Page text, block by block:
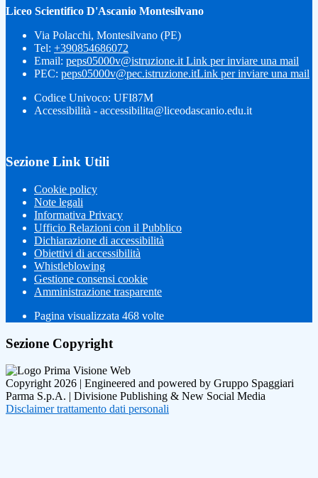
Liceo Scientifico D'Ascanio Montesilvano
Via Polacchi, Montesilvano (PE)
Tel: +390854686072
Email: peps05000v@istruzione.it Link per inviare una mail
PEC: peps05000v@pec.istruzione.itLink per inviare una mail
Codice Univoco: UFI87M
Accessibilità - accessibilita@liceodascanio.edu.it
Sezione Link Utili
Cookie policy
Note legali
Informativa Privacy
Ufficio Relazioni con il Pubblico
Dichiarazione di accessibilità
Obiettivi di accessibilità
Whistleblowing
Gestione consensi cookie
Amministrazione trasparente
Pagina visualizzata 468 volte
Sezione Copyright
Copyright 2026 | Engineered and powered by Gruppo Spaggiari
Parma S.p.A. | Divisione Publishing & New Social Media
Disclaimer trattamento dati personali